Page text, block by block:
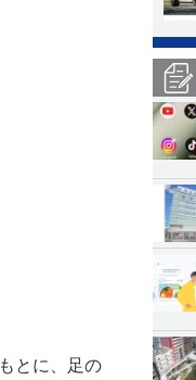
とに、足の